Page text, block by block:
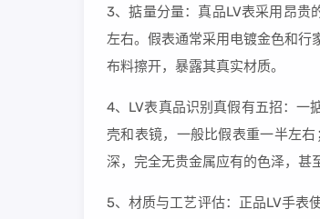
3、掂量分量：真品LV表采用昂贵
左右。假表通常采用电镀金色和行
布料擦开，暴露其真实材质。
4、LV表真品识别真假有五招：一
壳和表镜，一般比假表重一半左
深，完全无贵金属应有的色泽，甚
5、材质与工艺评估：正品LV手表